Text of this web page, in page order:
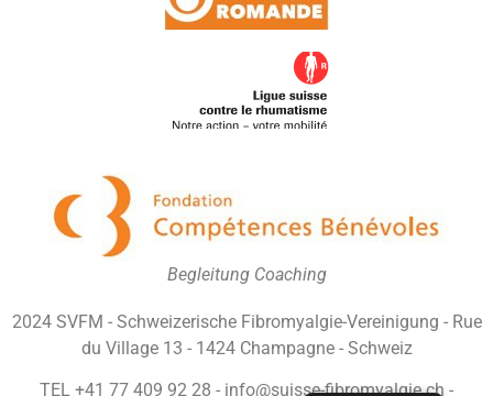
Begleitung Coaching
2024 SVFM - Schweizerische Fibromyalgie-Vereinigung - Rue
du Village 13 - 1424 Champagne - Schweiz
TEL +41 77 409 92 28 - info@suisse-fibromyalgie.ch -